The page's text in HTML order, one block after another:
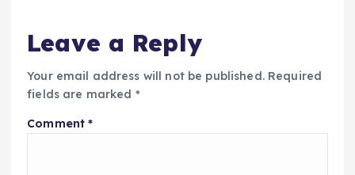
Leave a Reply
Your email address will not be published. Required
fields are marked *
Comment*